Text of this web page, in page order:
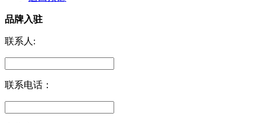
品牌入驻
联系人:
联系电话：